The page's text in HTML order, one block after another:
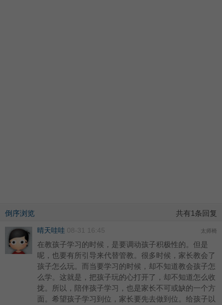
倒序浏览 共有1条回复
晴天哇哇 08-31 16:45 太师椅
在教孩子学习的时候，是要调动孩子积极性的。但是
呢，也要有所引导来代替管教。很多时候，家长教会了
孩子怎么玩。而当要学习的时候，却不知道教会孩子怎
么学。这就是，把孩子玩的心打开了，却不知道怎么收
拢。所以，陪伴孩子学习，也是家长不可或缺的一个方
面。希望孩子学习到位，家长要先去做到位。给孩子以